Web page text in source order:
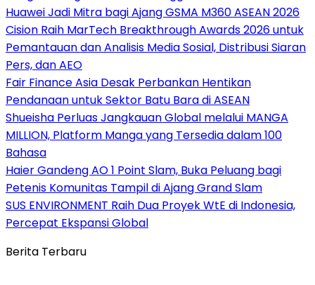
Huawei Jadi Mitra bagi Ajang GSMA M360 ASEAN 2026
Cision Raih MarTech Breakthrough Awards 2026 untuk
Pemantauan dan Analisis Media Sosial, Distribusi Siaran
Pers, dan AEO
Fair Finance Asia Desak Perbankan Hentikan
Pendanaan untuk Sektor Batu Bara di ASEAN
Shueisha Perluas Jangkauan Global melalui MANGA
MILLION, Platform Manga yang Tersedia dalam 100
Bahasa
Haier Gandeng AO 1 Point Slam, Buka Peluang bagi
Petenis Komunitas Tampil di Ajang Grand Slam
SUS ENVIRONMENT Raih Dua Proyek WtE di Indonesia,
Percepat Ekspansi Global
Berita Terbaru